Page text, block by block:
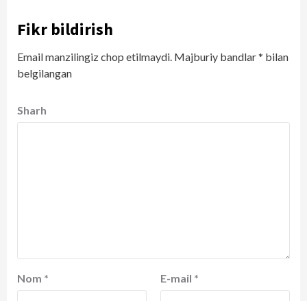
Fikr bildirish
Email manzilingiz chop etilmaydi. Majburiy bandlar* bilan
belgilangan
Sharh
Nom * E-mail *